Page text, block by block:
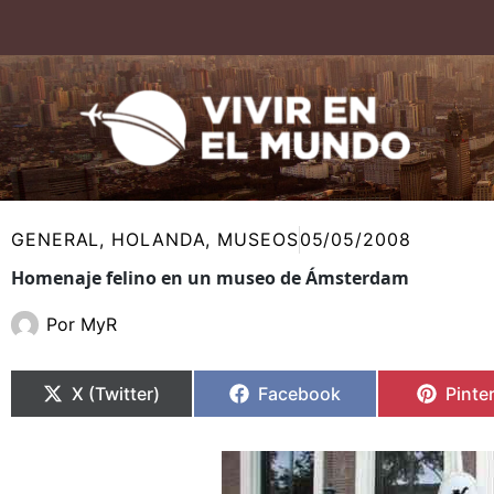
contenido
GENERAL, HOLANDA, MUSEOS05/05/2008
Homenaje felino en un museo de Ámsterdam
Por MyR
en
X (Twitter)
en
Facebook
en
en
en
en